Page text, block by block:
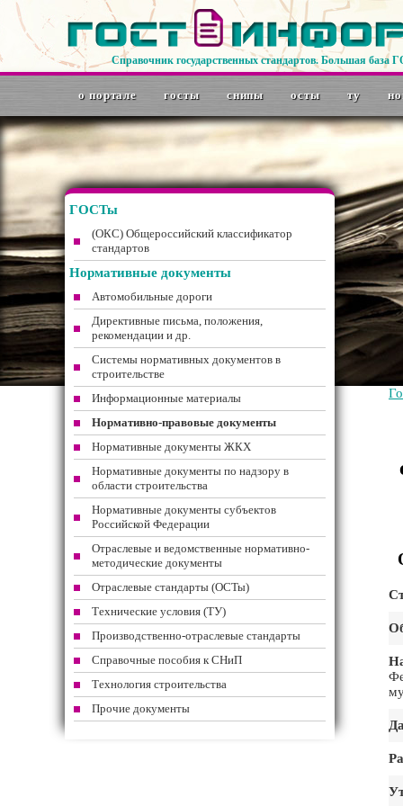
Справочник государственных стандартов. Большая база
о портале госты снипы осты ту
ГОСТы
(ОКС) Общероссийский классификатор
стандартов
Нормативные документы
Автомобильные дороги
Директивные письма, положения,
рекомендации и др.
Системы нормативных документов в
строительстве
Информационные материалы
Нормативно-правовые документы
Нормативные документы ЖКХ
Нормативные документы по надзору в
области строительства
Нормативные документы субъектов
Российской Федерации
Отраслевые и ведомственные нормативно-
методические документы
Отраслевые стандарты (ОСТы)
Технические условия (ТУ)
Производственно-отраслевые стандарты
Справочные пособия к СНиП
Технология строительства
Прочие документы